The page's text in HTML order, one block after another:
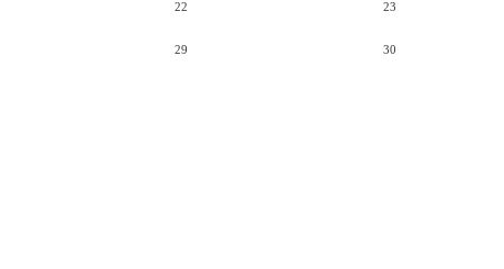
22 23
29 30